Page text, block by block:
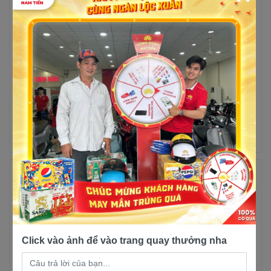
Yamaha Exciter 155 GP
5 lượt mua
51,000,000đ 50,200,000đ
Trả góp
Xem chi
tiết
Yamaha Exciter 155 Bản
LTD Màu Xanh Bạc,
Xanh Đen, Vàng Xám
16 lượt mua
61,000,000đ 61,500,000đ
Trả góp
Xem chi
tiết
-47%
Click vào ảnh để vào trang quay thưởng nha